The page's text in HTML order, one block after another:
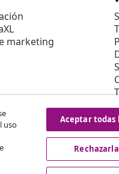
marketing
uso
Aceptar todas